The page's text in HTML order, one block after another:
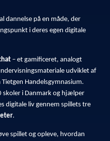
dannelse på en måde, der
i deres egen digitale
– et gamificeret, analogt
udviklet af
Handelsgymnasium.
skoler i Danmark og hjælper
digitale liv gennem spillets tre
.
spillet og opleve, hvordan